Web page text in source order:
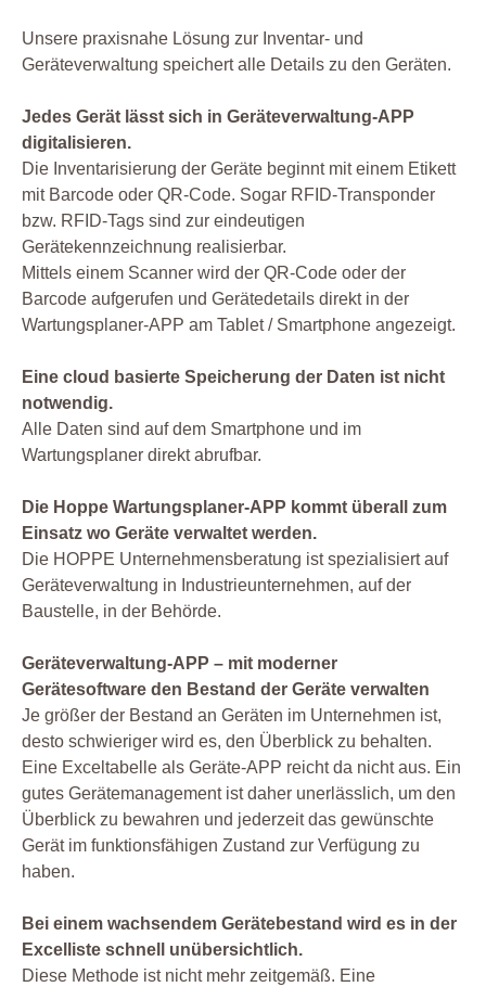
Unsere praxisnahe Lösung zur Inventar- und
Geräteverwaltung speichert alle Details zu den Geräten.
Jedes Gerät lässt sich in Geräteverwaltung-APP
digitalisieren.
Die Inventarisierung der Geräte beginnt mit einem Etikett
mit Barcode oder QR-Code. Sogar RFID-Transponder
bzw. RFID-Tags sind zur eindeutigen
Gerätekennzeichnung realisierbar.
Mittels einem Scanner wird der QR-Code oder der
Barcode aufgerufen und Gerätedetails direkt in der
Wartungsplaner-APP am Tablet / Smartphone angezeigt.
Eine cloud basierte Speicherung der Daten ist nicht
notwendig.
Alle Daten sind auf dem Smartphone und im
Wartungsplaner direkt abrufbar.
Die Hoppe Wartungsplaner-APP kommt überall zum
Einsatz wo Geräte verwaltet werden.
Die HOPPE Unternehmensberatung ist spezialisiert auf
Geräteverwaltung in Industrieunternehmen, auf der
Baustelle, in der Behörde.
Geräteverwaltung-APP – mit moderner
Gerätesoftware den Bestand der Geräte verwalten
Je größer der Bestand an Geräten im Unternehmen ist,
desto schwieriger wird es, den Überblick zu behalten.
Eine Exceltabelle als Geräte-APP reicht da nicht aus. Ein
gutes Gerätemanagement ist daher unerlässlich, um den
Überblick zu bewahren und jederzeit das gewünschte
Gerät im funktionsfähigen Zustand zur Verfügung zu
haben.
Bei einem wachsendem Gerätebestand wird es in der
Excelliste schnell unübersichtlich.
Diese Methode ist nicht mehr zeitgemäß. Eine